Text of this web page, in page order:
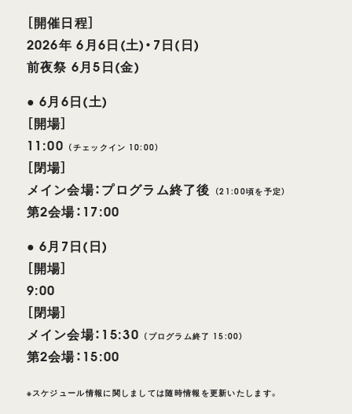
［開催日程］
2026年 6月6日(土)・7日(日)
前夜祭 6月5日(金)
● 6月6日(土)
［開場］
11:00 （チェックイン 10:00）
［閉場］
メイン会場：プログラム終了後 （21:00頃を予定）
第2会場：17:00
● 6月7日(日)
［開場］
9:00
［閉場］
メイン会場：15:30 （プログラム終了 15:00）
第2会場：15:00
※スケジュール情報に関しましては随時情報を更新いたします。